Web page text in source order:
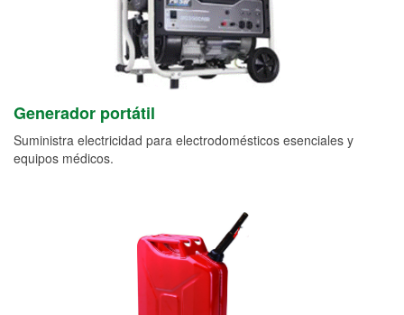
Generador portátil
Suministra electricidad para electrodomésticos esenciales y
equipos médicos.